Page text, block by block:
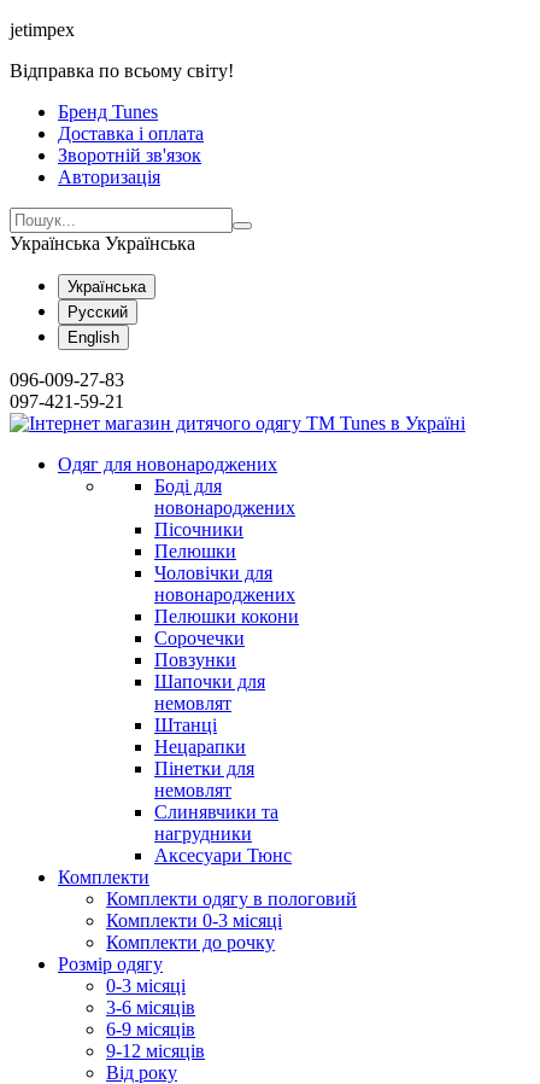
jetimpex
Відправка по всьому світу!
Бренд Tunes
Доставка і оплата
Зворотній зв'язок
Авторизація
Українська Українська
Українська
Русский
English
096-009-27-83
097-421-59-21
Одяг для новонароджених
Боді для
новонароджених
Пісочники
Пелюшки
Чоловічки для
новонароджених
Пелюшки кокони
Сорочечки
Повзунки
Шапочки для
немовлят
Штанці
Нецарапки
Пінетки для
немовлят
Слинявчики та
нагрудники
Аксесуари Тюнс
Комплекти
Комплекти одягу в пологовий
Комплекти 0-3 місяці
Комплекти до рочку
Розмір одягу
0-3 місяці
3-6 місяців
6-9 місяців
9-12 місяців
Від року